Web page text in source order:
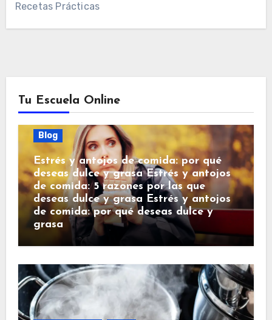
Recetas Prácticas
Tu Escuela Online
Blog
Estrés y antojos de comida: por qué
deseas dulce y grasa Estrés y antojos
de comida: 5 razones por las que
deseas dulce y grasa Estrés y antojos
de comida: por qué deseas dulce y
grasa